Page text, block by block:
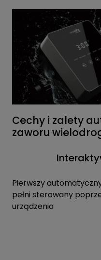
Cechy i zalety
zaworu
Pierwszy
pełni sterowany
urządzenia